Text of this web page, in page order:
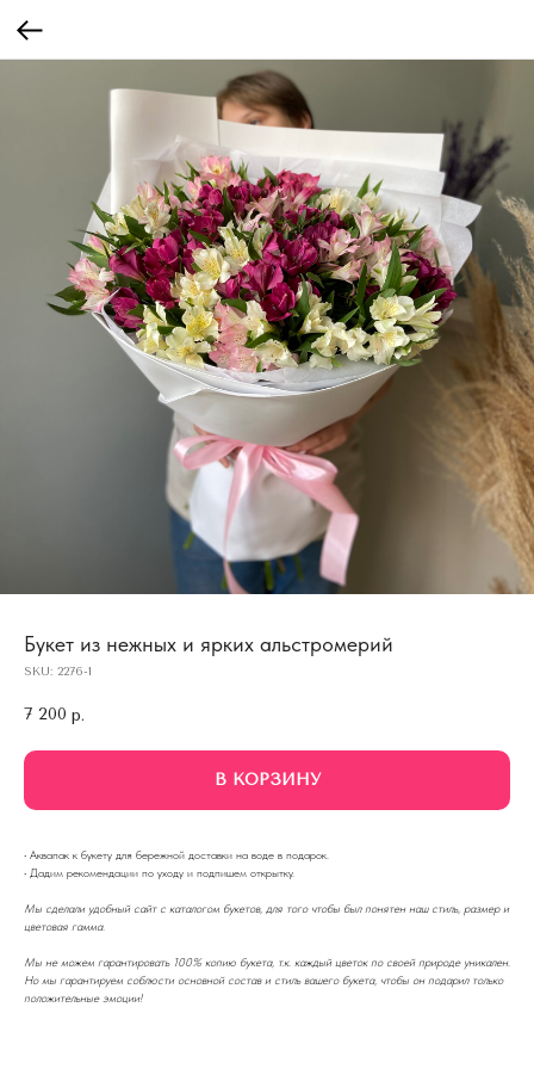
Букет из нежных и ярких альстромерий
SKU: 2276-1
7 200 р.
В КОРЗИНУ
· Аквапак к букету для бережной доставки на воде в подарок.
· Дадим рекомендации по уходу и подпишем открытку.
Мы сделали удобный сайт с каталогом букетов, для того чтобы был понятен наш стиль, размер и
цветовая гамма.
Мы не можем гарантировать 100% копию букета, т.к. каждый цветок по своей природе уникален.
Но мы гарантируем соблюсти основной состав и стиль вашего букета, чтобы он подарил только
положительные эмоции!